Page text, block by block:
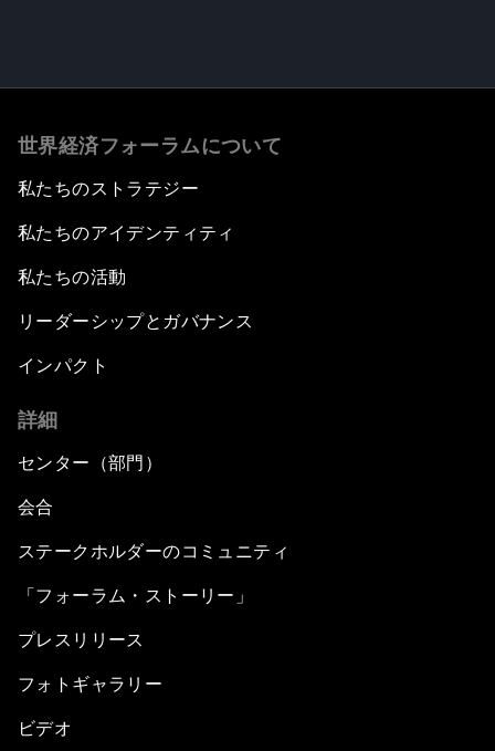
世界経済フォーラムについて
私たちのストラテジー
私たちのアイデンティティ
私たちの活動
リーダーシップとガバナンス
インパクト
詳細
センター（部門）
会合
ステークホルダーのコミュニティ
「フォーラム・ストーリー」
プレスリリース
フォトギャラリー
ビデオ